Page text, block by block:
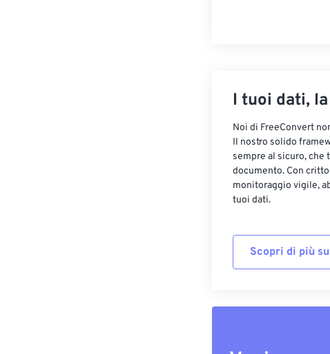
I tuoi dati,
Noi di FreeConvert
Il nostro solido
sempre al sicuro, che
documento. Con
monitoraggio vigile,
tuoi dati.
Scopri di più